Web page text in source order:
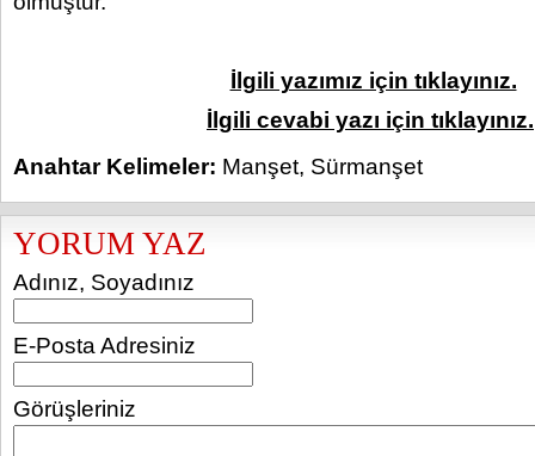
İlgili yazımız için tıklayınız.
İlgili cevabi yazı için tıklayınız.
Anahtar Kelimeler: Manşet, Sürmanşet
YORUM YAZ
Adınız, Soyadınız
E-Posta Adresiniz
Görüşleriniz